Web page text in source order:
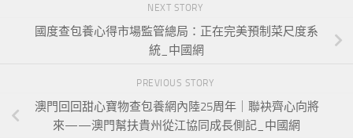
NEXT STORY
國度查包養心得市場監管總局：正在完美預制菜尺度系
統_中國網
PREVIOUS STORY
澳門回回甜心寶物查包養網內陸25周年｜聯袂齊心向將
來——澳門幫扶貴州從江協同成長側記_中國網